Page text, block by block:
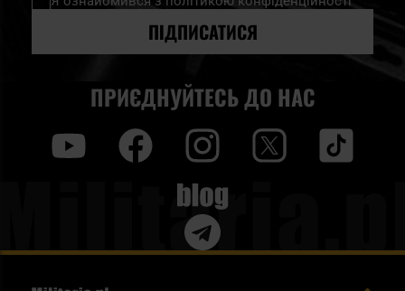
розсилку
ПІДПИСАТИСЯ
ПРИЄДНУЙТЕСЬ ДО НАС
Blog